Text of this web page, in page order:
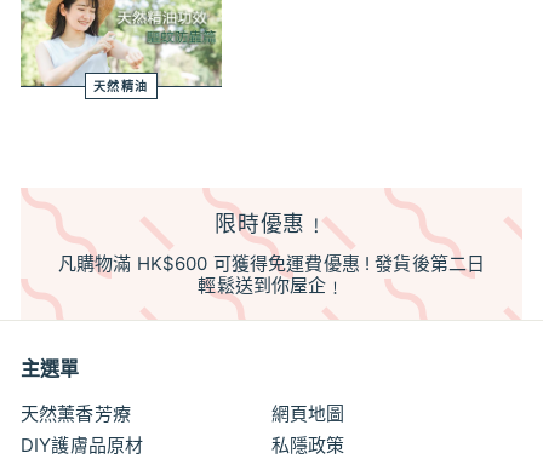
天然精油
限時優惠﹗
凡購物滿 HK$600 可獲得免運費優惠 ! 發貨後第二日
輕鬆送到你屋企﹗
主選單
天然薰香芳療
DIY護膚品原材
網頁地圖
私隱政策